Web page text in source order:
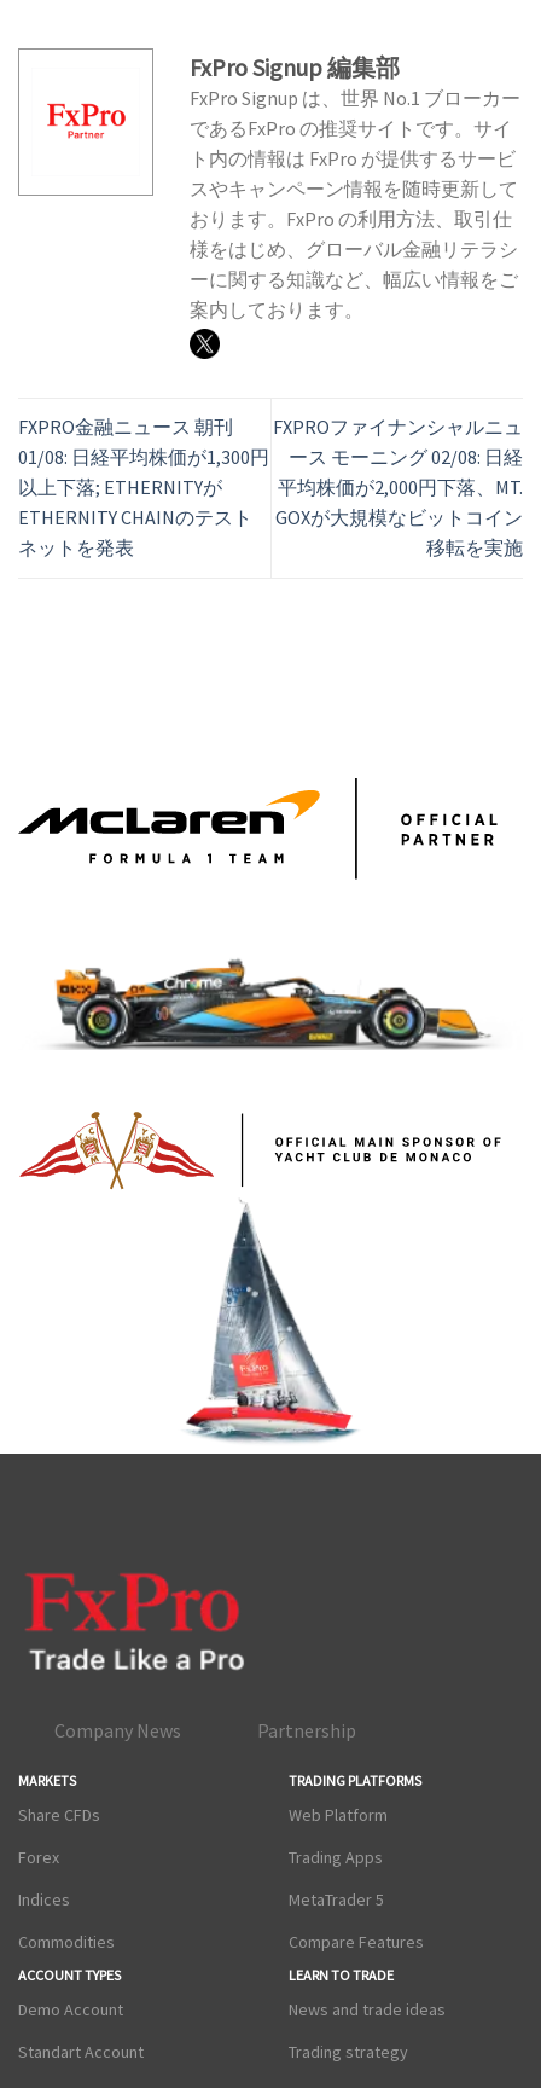
FxPro Signup 編集部
FxPro Signup は、世界 No.1 ブローカー
であるFxPro の推奨サイトです。サイ
ト内の情報は FxPro が提供するサービ
スやキャンペーン情報を随時更新して
おります。FxPro の利用方法、取引仕
様をはじめ、グローバル金融リテラシ
ーに関する知識など、幅広い情報をご
案内しております。
FXPRO金融ニュース 朝刊
01/08: 日経平均株価が1,300円
以上下落; ETHERNITYが
ETHERNITY CHAINのテスト
ネットを発表
FXPROファイナンシャルニュ
ース モーニング 02/08: 日経
平均株価が2,000円下落、MT.
GOXが大規模なビットコイン
移転を実施
Company News Partnership
MARKETS
Share CFDs
Forex
Indices
Commodities
TRADING PLATFORMS
Web Platform
Trading Apps
MetaTrader 5
Compare Features
ACCOUNT TYPES
Demo Account
Standart Account
LEARN TO TRADE
News and trade ideas
Trading strategy